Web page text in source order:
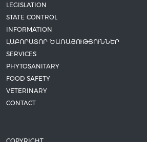
LEGISLATION
STATE CONTROL
INFORMATION
ԼԱԲՈՐԱՏՈՐ ԾԱՌԱՅՈՒԹՅՈՒՆՆԵՐ
SERVICES
PHYTOSANITARY
FOOD SAFETY
VETERINARY
CONTACT